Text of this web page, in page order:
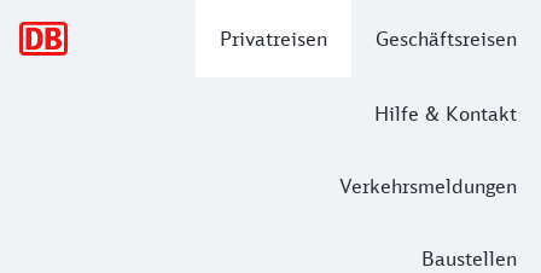
Privatreisen Geschäftsreisen
Hilfe & Kontakt
Verkehrsmeldungen
Baustellen